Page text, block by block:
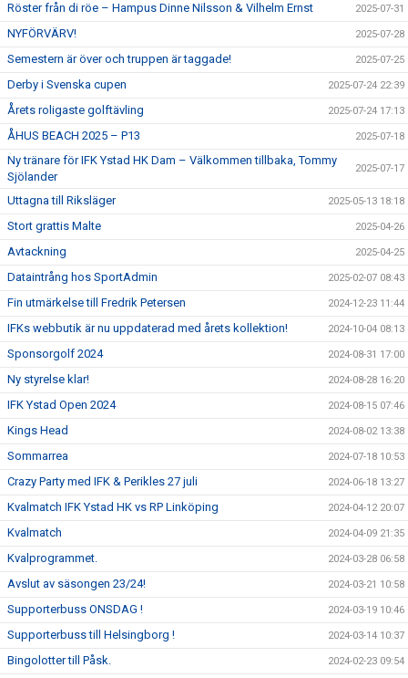
Röster från di röe – Hampus Dinne Nilsson & Vilhelm Ernst 2025-07-31
NYFÖRVÄRV! 2025-07-28
Semestern är över och truppen är taggade! 2025-07-25
Derby i Svenska cupen 2025-07-24 22:39
Årets roligaste golftävling 2025-07-24 17:13
ÅHUS BEACH 2025 – P13 2025-07-18
Ny tränare för IFK Ystad HK Dam – Välkommen tillbaka, Tommy
Sjölander
2025-07-17
Uttagna till Riksläger 2025-05-13 18:18
Stort grattis Malte 2025-04-26
Avtackning 2025-04-25
Dataintrång hos SportAdmin 2025-02-07 08:43
Fin utmärkelse till Fredrik Petersen 2024-12-23 11:44
IFKs webbutik är nu uppdaterad med årets kollektion! 2024-10-04 08:13
Sponsorgolf 2024 2024-08-31 17:00
Ny styrelse klar! 2024-08-28 16:20
IFK Ystad Open 2024 2024-08-15 07:46
Kings Head 2024-08-02 13:38
Sommarrea 2024-07-18 10:53
Crazy Party med IFK & Perikles 27 juli 2024-06-18 13:27
Kvalmatch IFK Ystad HK vs RP Linköping 2024-04-12 20:07
Kvalmatch 2024-04-09 21:35
Kvalprogrammet. 2024-03-28 06:58
Avslut av säsongen 23/24! 2024-03-21 10:58
Supporterbuss ONSDAG ! 2024-03-19 10:46
Supporterbuss till Helsingborg ! 2024-03-14 10:37
Bingolotter till Påsk. 2024-02-23 09:54